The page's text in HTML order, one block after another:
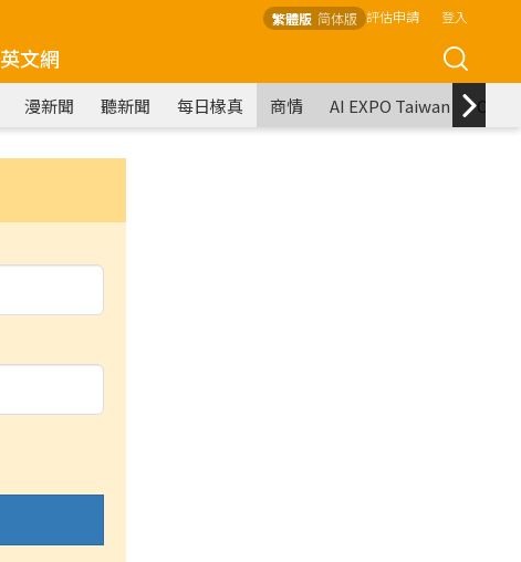
繁體版 简体版 評估申請 登入
英文網
漫新聞 聽新聞 每日椽真 商情 AI EXPO Taiwan